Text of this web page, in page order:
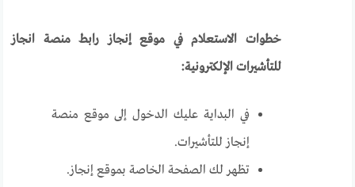
خطوات الاستعلام في موقع إنجاز رابط منصة انجاز
للتأشيرات الإلكترونية:
في البداية عليك الدخول إلى موقع منصة
إنجاز للتأشيرات.
تظهر لك الصفحة الخاصة بموقع إنجاز.